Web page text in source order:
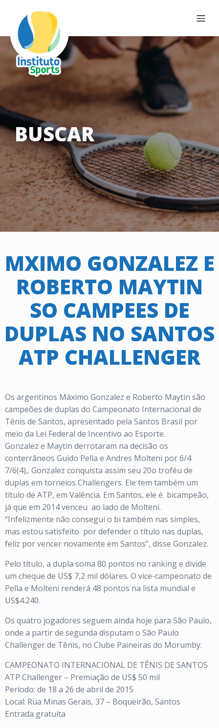
BUSCAR
MXIMO GONZALEZ E
ROBERTO MAYTIN
SO CAMPEES DE
DUPLAS NO SANTOS
ATP CHALLENGER
Os argentinos Máximo Gonzalez e Roberto Maytin são
campeões de duplas do Campeonato Internacional de
Tênis de Santos, apresentado pela Santos Brasil por
meio da Lei Federal de Incentivo ao Esporte.
Gonzalez e Maytin derrotaram na decisão os
conterrâneos Guido Pella e Andres Molteni por 6/4
7/6(4),. Gonzalez conquista assim seu 20o troféu de
duplas em torneios Challengers. Ele tem também um
título de ATP, em Valência. Em Santos, ele é bicampeão,
já que em 2014 venceu ao lado de Molteni.
“Infelizmente não consegui o bi também nas simples,
mas estou satisfeito por defender o título nas duplas,
feliz por vencer novamente em Santos”, disse Gonzalez.
Pelo título, a dupla soma 80 pontos no ranking e divide
um cheque de US$ 7,2 mil dólares. O vice-campeonato de
Pella e Molteni renderá 48 pontos na lista mundial e
US$4.240.
Os quatro jogadores seguem ainda hoje para São Paulo,
onde a partir de segunda disputam o São Paulo
Challenger de Tênis, no Clube Paineiras do Morumby.
CAMPEONATO INTERNACIONAL DE TÊNIS DE SANTOS
ATP Challenger – Premiação de US$ 50 mil
Período: de 18 a 26 de abril de 2015
Local: Rua Minas Gerais, 37 – Boqueirão, Santos
Entrada gratuita